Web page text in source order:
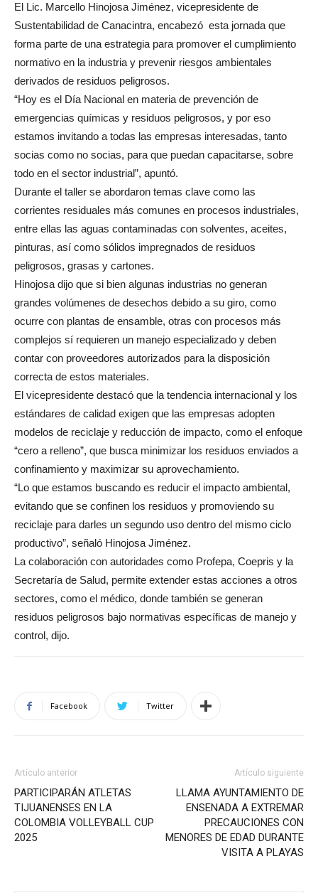
El Lic. Marcello Hinojosa Jiménez, vicepresidente de
Sustentabilidad de Canacintra, encabezó esta jornada que
forma parte de una estrategia para promover el cumplimiento
normativo en la industria y prevenir riesgos ambientales
derivados de residuos peligrosos.
“Hoy es el Día Nacional en materia de prevención de
emergencias químicas y residuos peligrosos, y por eso
estamos invitando a todas las empresas interesadas, tanto
socias como no socias, para que puedan capacitarse, sobre
todo en el sector industrial”, apuntó.
Durante el taller se abordaron temas clave como las
corrientes residuales más comunes en procesos industriales,
entre ellas las aguas contaminadas con solventes, aceites,
pinturas, así como sólidos impregnados de residuos
peligrosos, grasas y cartones.
Hinojosa dijo que si bien algunas industrias no generan
grandes volúmenes de desechos debido a su giro, como
ocurre con plantas de ensamble, otras con procesos más
complejos sí requieren un manejo especializado y deben
contar con proveedores autorizados para la disposición
correcta de estos materiales.
El vicepresidente destacó que la tendencia internacional y los
estándares de calidad exigen que las empresas adopten
modelos de reciclaje y reducción de impacto, como el enfoque
“cero a relleno”, que busca minimizar los residuos enviados a
confinamiento y maximizar su aprovechamiento.
“Lo que estamos buscando es reducir el impacto ambiental,
evitando que se confinen los residuos y promoviendo su
reciclaje para darles un segundo uso dentro del mismo ciclo
productivo”, señaló Hinojosa Jiménez.
La colaboración con autoridades como Profepa, Coepris y la
Secretaría de Salud, permite extender estas acciones a otros
sectores, como el médico, donde también se generan
residuos peligrosos bajo normativas específicas de manejo y
control, dijo.
Facebook Twitter
Artículo anterior
PARTICIPARÁN ATLETAS
TIJUANENSES EN LA
COLOMBIA VOLLEYBALL CUP
2025
Artículo siguiente
LLAMA AYUNTAMIENTO DE
ENSENADA A EXTREMAR
PRECAUCIONES CON
MENORES DE EDAD DURANTE
VISITA A PLAYAS